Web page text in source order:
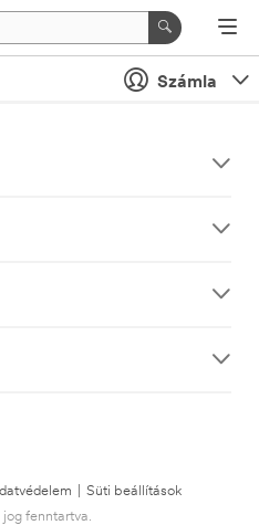
Számla
Süti beállítások
fenntartva.